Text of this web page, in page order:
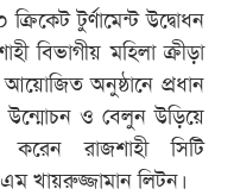
টুর্ণামেন্ট উদ্বোধন
বিভাগীয় মহিলা ক্রীড়া
আয়োজিত অনুষ্ঠানে প্রধান
উন্মোচন ও বেলুন উড়িয়ে
করেন রাজশাহী সিটি
খায়রুজ্জামান লিটন।